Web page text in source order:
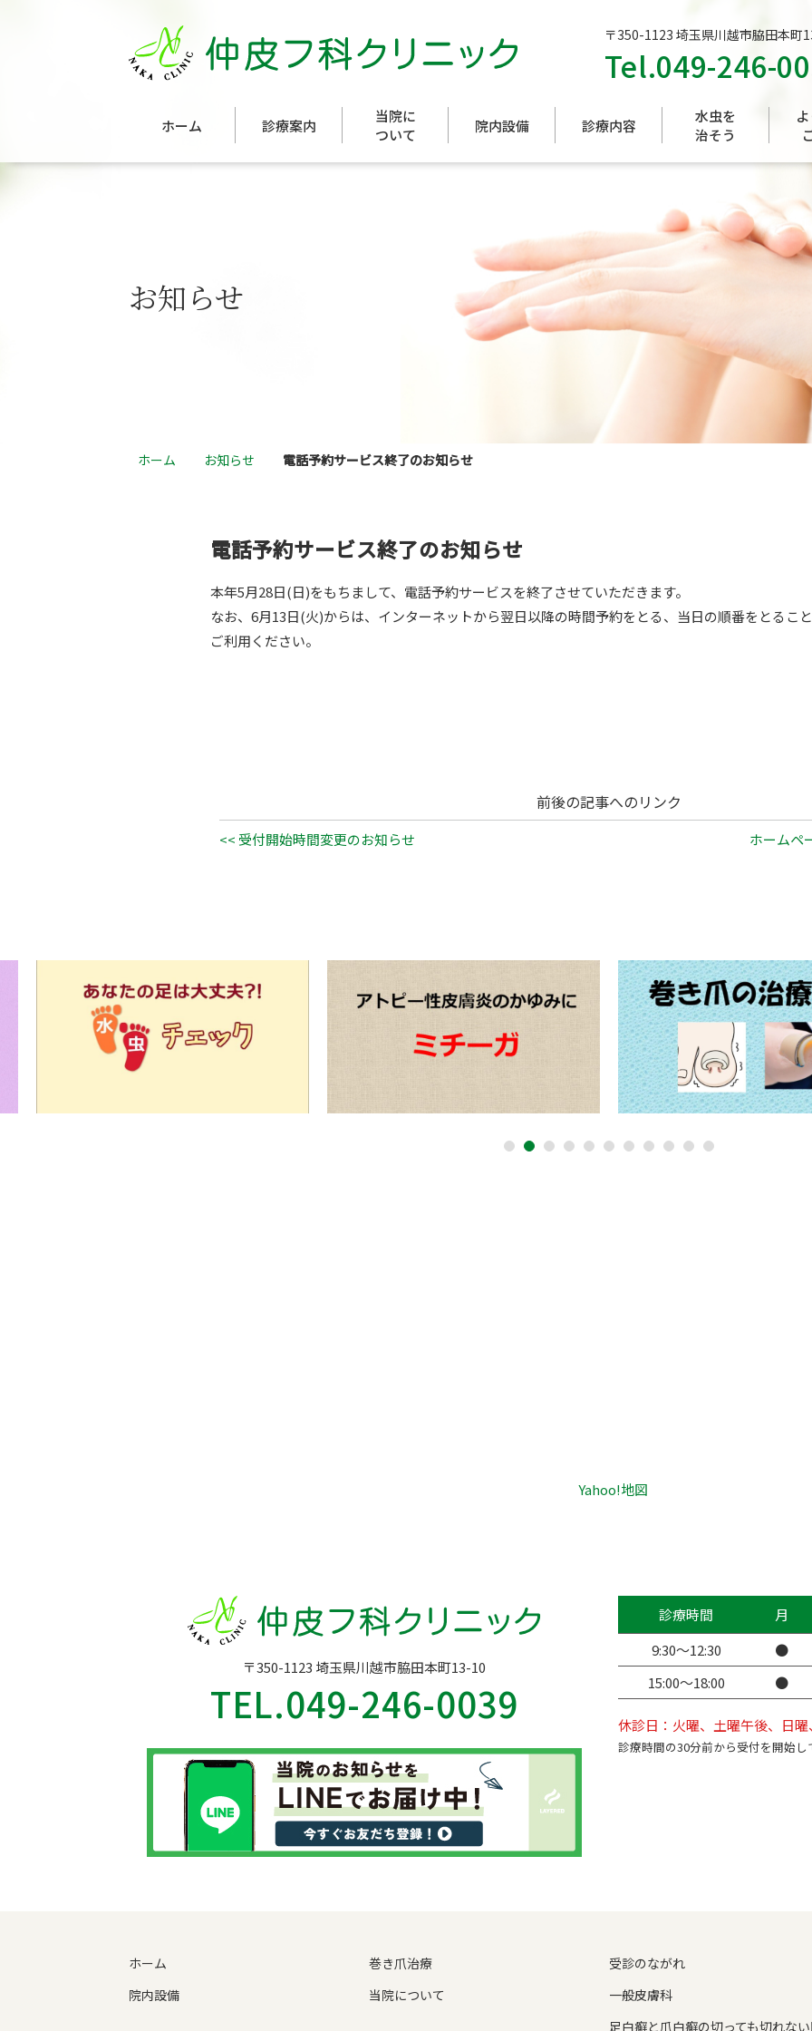
〒350-1123 埼玉県川越市脇田本町
Tel.049-246-
ホーム 診療案内
当院に
ついて
院内設備 診療内容
水虫を
治そう
お知らせ
ホーム お知らせ 電話予約サービス終了のお知らせ
電話予約サービス終了のお知らせ
本年5月28日(日)をもちまして、電話予約サービスを終了させていただきます。
なお、6月13日(火)からは、インターネットから翌日以降の時間予約をとる、当日の順番をとるこ
ご利用ください。
前後の記事へのリンク
<< 受付開始時間変更のお知らせ ホームペ
1 2 3 4 5 6 7 8 9 10 11
Yahoo!地図
〒350-1123 埼玉県川越市脇田本町13-10
TEL.049-246-0039
診療時間 月
9:30〜12:30
●
15:00〜18:00
●
休診日：火曜、土曜午後、日曜
診療時間の30分前から受付を開始し
ホーム 巻き爪治療 受診のながれ
院内設備
当院について 一般皮膚科
足白癬と爪白癬の切っても切れな